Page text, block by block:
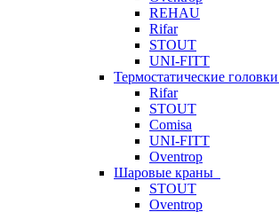
REHAU
Rifar
STOUT
UNI-FITT
Термостатические головки
Rifar
STOUT
Comisa
UNI-FITT
Oventrop
Шаровые краны
STOUT
Oventrop